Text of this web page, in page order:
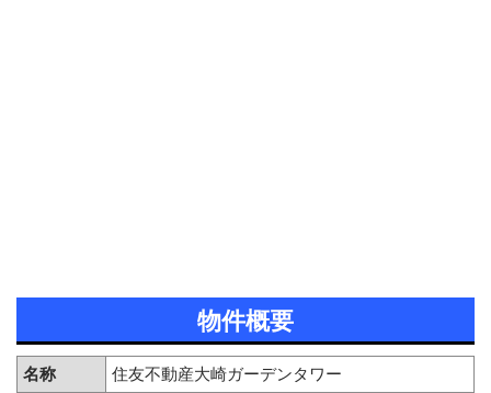
物件概要
名称
住友不動産大崎ガーデンタワー